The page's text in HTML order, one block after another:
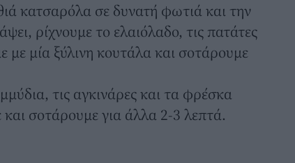
κατσαρόλα σε δυνατή φωτιά και την
ρίχνουμε το ελαιόλαδο, τις πατάτες
με μία ξύλινη κουτάλα και σοτάρουμε
τις αγκινάρες και τα φρέσκα
σοτάρουμε για άλλα 2-3 λεπτά.